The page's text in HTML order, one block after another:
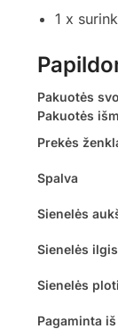
1 x
Pakuotės
Pakuotės
Prekės
Spalva
Sienelės
Sienelės
Sienelės
Pagaminta iš